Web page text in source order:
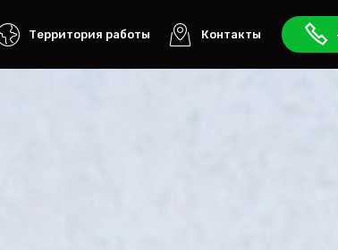
Территория работы Контакты